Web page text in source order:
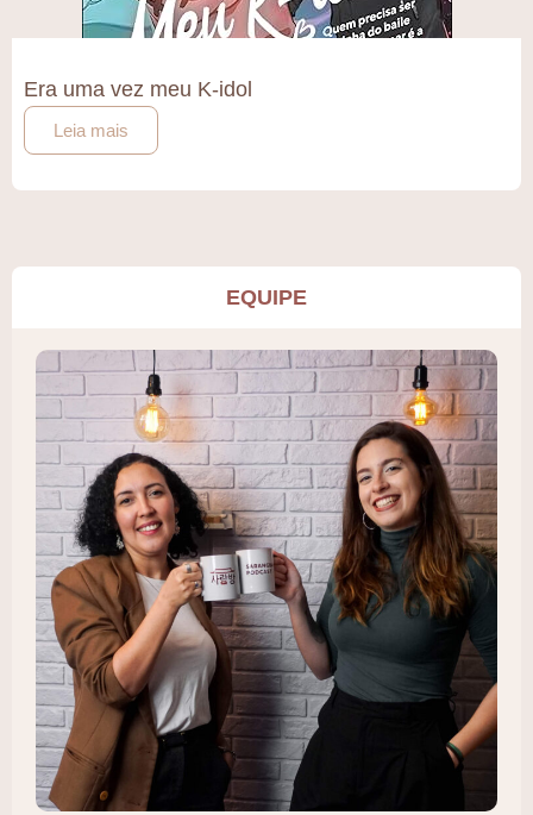
Era uma vez meu K-idol
Leia mais
EQUIPE